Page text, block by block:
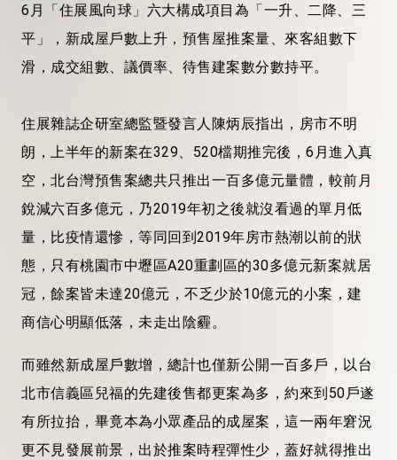
6月「住展風向球」六大構成項目為「一升、二降、三
平」，新成屋戶數上升，預售屋推案量、來客組數下
滑，成交組數、議價率、待售建案數分數持平。
住展雜誌企研室總監暨發言人陳炳辰指出，房市不明
朗，上半年的新案在329、520檔期推完後，6月進入真
空，北台灣預售案總共只推出一百多億元量體，較前月
銳減六百多億元，乃2019年初之後就沒看過的單月低
量，比疫情還慘，等同回到2019年房市熱潮以前的狀
態，只有桃園市中壢區A20重劃區的30多億元新案就居
冠，餘案皆未達20億元，不乏少於10億元的小案，建
商信心明顯低落，未走出陰霾。
而雖然新成屋戶數增，總計也僅新公開一百多戶，以台
北市信義區兒福的先建後售都更案為多，約來到50戶遂
有所拉抬，畢竟本為小眾產品的成屋案，這一兩年窘況
更不見發展前景，出於推案時程彈性少，蓋好就得推出